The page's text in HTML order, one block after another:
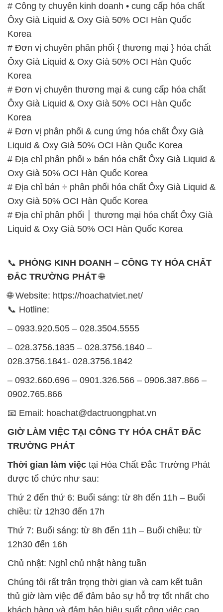
# Công ty chuyên kinh doanh • cung cấp hóa chất
Ôxy Già Liquid & Oxy Già 50% OCI Hàn Quốc
Korea
# Đơn vị chuyên phân phối { thương mại } hóa chất
Ôxy Già Liquid & Oxy Già 50% OCI Hàn Quốc
Korea
# Đơn vị chuyên thương mại & cung cấp hóa chất
Ôxy Già Liquid & Oxy Già 50% OCI Hàn Quốc
Korea
# Đơn vị phân phối & cung ứng hóa chất Ôxy Già
Liquid & Oxy Già 50% OCI Hàn Quốc Korea
# Địa chỉ phân phối » bán hóa chất Ôxy Già Liquid &
Oxy Già 50% OCI Hàn Quốc Korea
# Địa chỉ bán ÷ phân phối hóa chất Ôxy Già Liquid &
Oxy Già 50% OCI Hàn Quốc Korea
# Địa chỉ phân phối │ thương mại hóa chất Ôxy Già
Liquid & Oxy Già 50% OCI Hàn Quốc Korea
📞 PHÒNG KINH DOANH – CÔNG TY HÓA CHẤT
ĐẮC TRƯỜNG PHÁT🌐
🌐 Website: https://hoachatviet.net/
📞 Hotline:
– 0933.920.505 – 028.3504.5555
– 028.3756.1835 – 028.3756.1840 –
028.3756.1841- 028.3756.1842
– 0932.660.696 – 0901.326.566 – 0906.387.866 –
0902.765.866
📧 Email: hoachat@dactruongphat.vn
GIỜ LÀM VIỆC TẠI CÔNG TY HÓA CHẤT ĐẮC
TRƯỜNG PHÁT
Thời gian làm việc tại Hóa Chất Đắc Trường Phát
được tổ chức như sau:
Thứ 2 đến thứ 6: Buổi sáng: từ 8h đến 11h – Buổi
chiều: từ 12h30 đến 17h
Thứ 7: Buổi sáng: từ 8h đến 11h – Buổi chiều: từ
12h30 đến 16h
Chủ nhật: Nghỉ chủ nhật hàng tuần
Chúng tôi rất trân trọng thời gian và cam kết tuân
thủ giờ làm việc để đảm bảo sự hỗ trợ tốt nhất cho
khách hàng và đảm bảo hiệu suất công việc cao